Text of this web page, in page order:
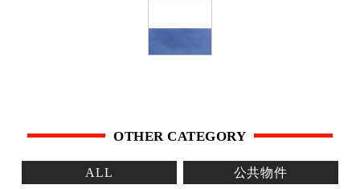
OTHER CATEGORY
ALL 公共物件